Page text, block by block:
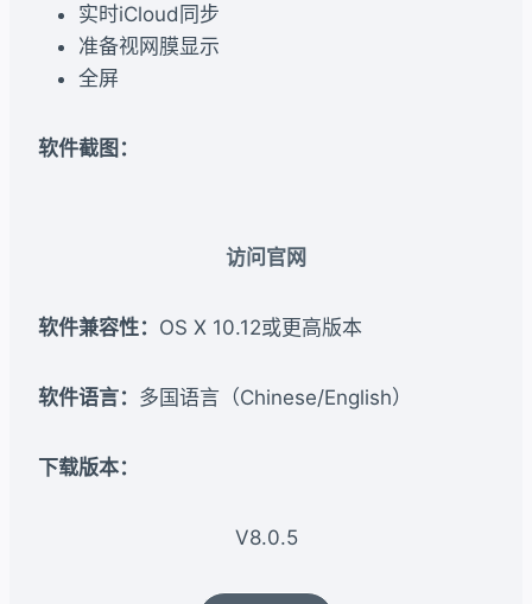
实时iCloud同步
准备视网膜显示
全屏
软件截图：
访问官网
软件兼容性： OS X 10.12或更高版本
软件语言： 多国语言（Chinese/English）
下载版本：​
V8.0.5